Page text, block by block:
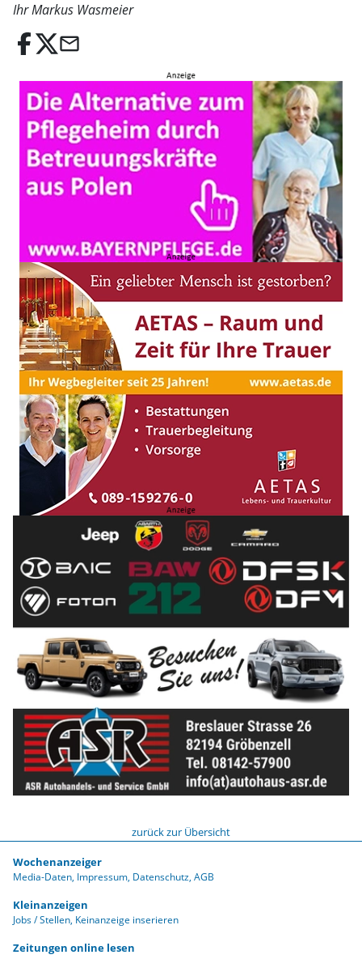
Ihr Markus Wasmeier
email
zurück zur Übersicht
Wochenanzeiger
Media-Daten Impressum Datenschutz AGB
Kleinanzeigen
Jobs / Stellen Keinanzeige inserieren
Zeitungen online lesen